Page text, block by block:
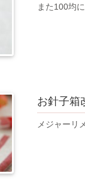
また100均
お針子箱
メジャーリ